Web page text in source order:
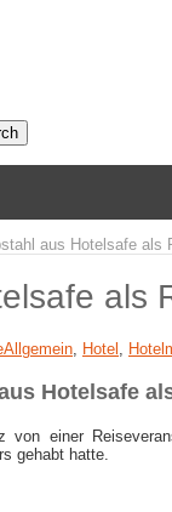
aus Hotelsafe als
als
Allgemein Hotel
Hotelsafe
von einer
gehabt hatte.